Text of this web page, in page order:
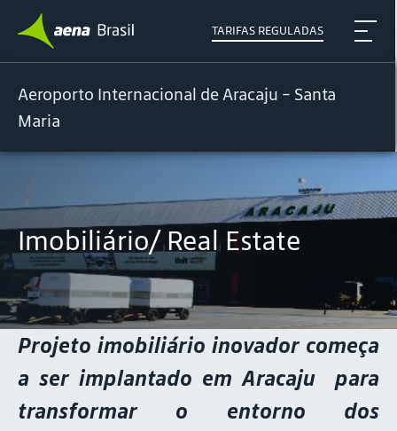
TARIFAS REGULADAS
Aeroporto Internacional de Aracaju - Santa
Maria
Imobiliário/ Real Estate
Projeto imobiliário inovador começa
a ser implantado em Aracaju para
transformar o entorno dos